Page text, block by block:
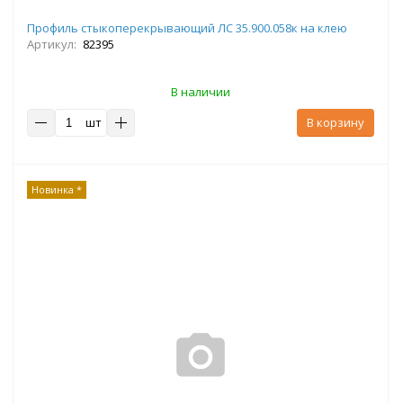
Профиль стыкоперекрывающий ЛС 35.900.058к на клею
Артикул: 82395
В наличии
шт
В корзину
Новинка *